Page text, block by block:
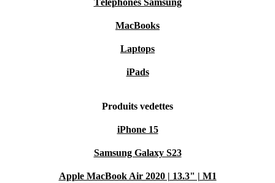
Téléphones Samsung
MacBooks
Laptops
iPads
Produits vedettes
iPhone 15
Samsung Galaxy S23
Apple MacBook Air 2020 | 13.3" | M1